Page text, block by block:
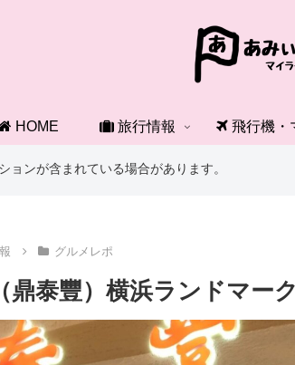
HOME 旅行情報 飛行機・
ンが含まれている場合があります。
グルメレポ
泰豐）横浜ランドマー